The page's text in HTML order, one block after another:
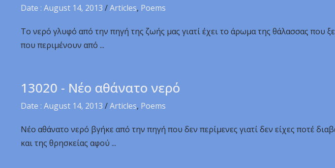
Date : August 14, 2013 /Articles, Poems
Το νερό γλυφό από την πηγή της ζωής μας γιατί έχει το άρωμα της θάλασσας που
που περιμένουν από ...
13020 - Νέο αθάνατο νερό
Date : August 14, 2013 /Articles, Poems
Νέο αθάνατο νερό βγήκε από την πηγή που δεν περίμενες γιατί δεν είχες ποτέ
και της θρησκείας αφού ...